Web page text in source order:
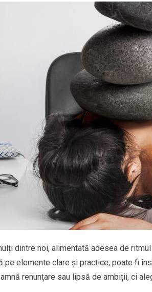
dintre noi, alimentată adesea de
elemente clare și practice, poate fi
renunțare sau lipsă de ambiții, ci